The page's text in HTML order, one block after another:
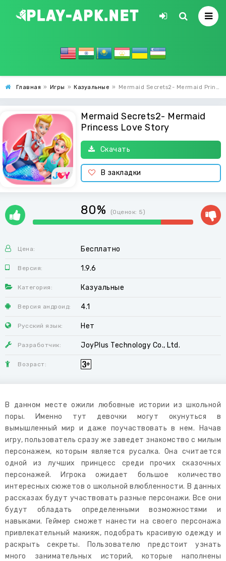
Главная » Игры » Казуальные » Mermaid Secrets2- Mermaid Princess Love Story
Mermaid Secrets2- Mermaid
Princess Love Story
Скачать
В закладки
80% (Оценок: 5)
Цена: Бесплатно
Версия: 1.9.6
Категория: Казуальные
Версия андроид: 4.1
Русский язык: Нет
Разработчик: JoyPlus Technology Co., Ltd.
Возраст:
В данном месте ожили любовные истории из школьной
поры. Именно тут девочки могут окунуться в
вымышленный мир и даже поучаствовать в нем. Начав
игру, пользователь сразу же заведет знакомство с милым
персонажем, которым является русалка. Она считается
одной из лучших принцесс среди прочих сказочных
персонажей. Игрока ожидает большое количество
интересных сюжетов о школьной влюбленности. В данных
рассказах будут участвовать разные персонажи. Все они
будут обладать определенными возможностями и
навыками. Геймер сможет нанести на своего персонажа
привлекательный макияж, подобрать красивую одежду и
раскрыть секреты. Пользователю предстоит узнать
много занимательных историй, которые наполнены